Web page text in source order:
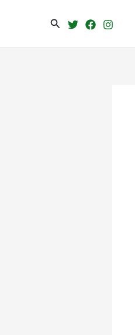
Search